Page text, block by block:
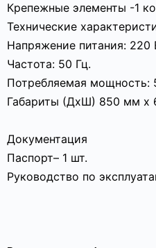
Крепежные элементы -1
Технические
Напряжение питания: 220
Частота: 50 Гц.
Потребляемая мощность:
Габариты (ДхШ) 850 мм х
Документация
Паспорт– 1 шт.
Руководство по